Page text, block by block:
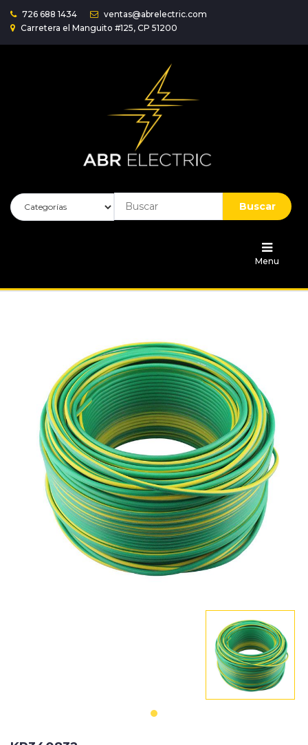
726 688 1434
ventas@abrelectric.com
Carretera el Manguito #125, CP 51200
Buscar
Menu
Instalaciones
Cables